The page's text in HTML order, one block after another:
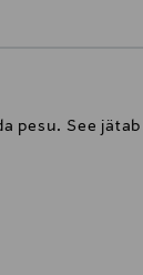
pesu. See